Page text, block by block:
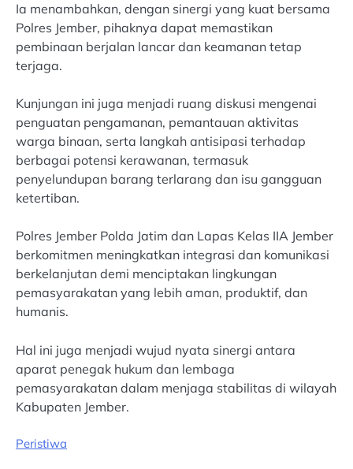
Ia menambahkan, dengan sinergi yang kuat bersama
Polres Jember, pihaknya dapat memastikan
pembinaan berjalan lancar dan keamanan tetap
terjaga.
Kunjungan ini juga menjadi ruang diskusi mengenai
penguatan pengamanan, pemantauan aktivitas
warga binaan, serta langkah antisipasi terhadap
berbagai potensi kerawanan, termasuk
penyelundupan barang terlarang dan isu gangguan
ketertiban.
Polres Jember Polda Jatim dan Lapas Kelas IIA Jember
berkomitmen meningkatkan integrasi dan komunikasi
berkelanjutan demi menciptakan lingkungan
pemasyarakatan yang lebih aman, produktif, dan
humanis.
Hal ini juga menjadi wujud nyata sinergi antara
aparat penegak hukum dan lembaga
pemasyarakatan dalam menjaga stabilitas di wilayah
Kabupaten Jember.
Peristiwa